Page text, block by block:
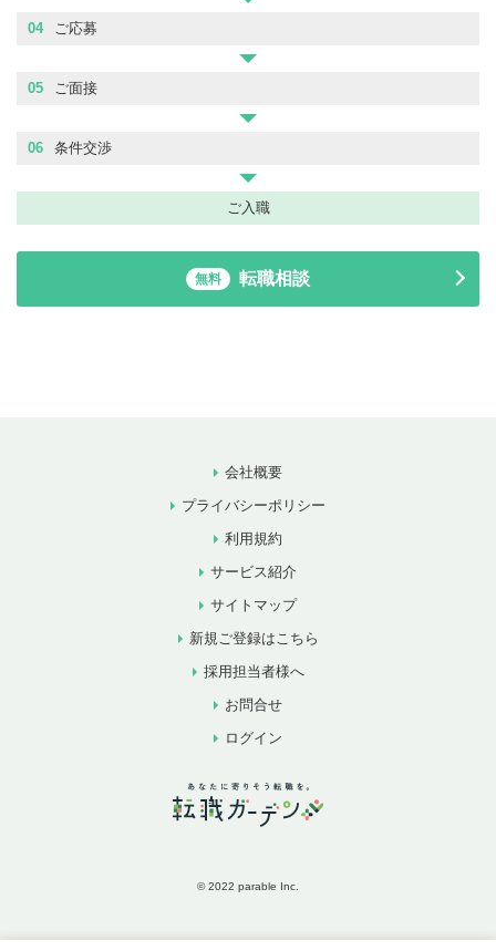
04 ご応募
05 ご面接
06 条件交渉
ご入職
無料 転職相談
会社概要
プライバシーポリシー
利用規約
サービス紹介
サイトマップ
新規ご登録はこちら
採用担当者様へ
お問合せ
ログイン
© 2022 parable Inc.